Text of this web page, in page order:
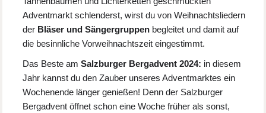
Adventmarkt schlenderst, wirst du von Weihnachtsliedern
der Bläser und Sängergruppen begleitet und damit auf
die besinnliche Vorweihnachtszeit eingestimmt.
Das Beste amSalzburger Bergadvent 2024: in diesem
Jahr kannst du den Zauber unseres Adventmarktes ein
Wochenende länger genießen! Denn der Salzburger
Bergadvent öffnet schon eine Woche früher als sonst,